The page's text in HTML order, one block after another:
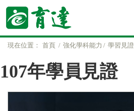
現在位置： 首頁 強化學科能力 學習見證
107年學員見證